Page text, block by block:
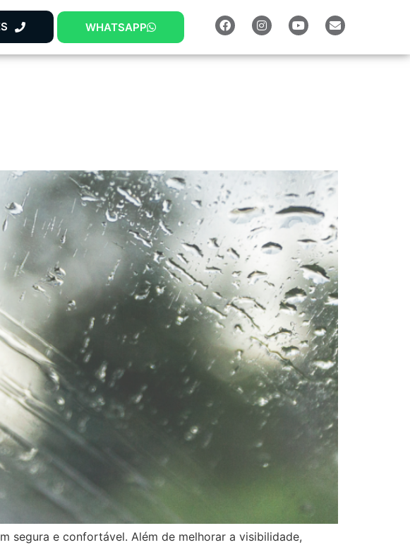
WHATSAPP
segura e confortável. Além de melhorar a visibilidade,